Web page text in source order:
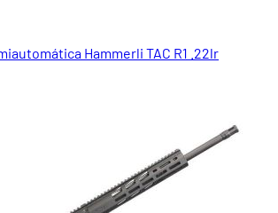
Hammerli TAC R1 .22lr